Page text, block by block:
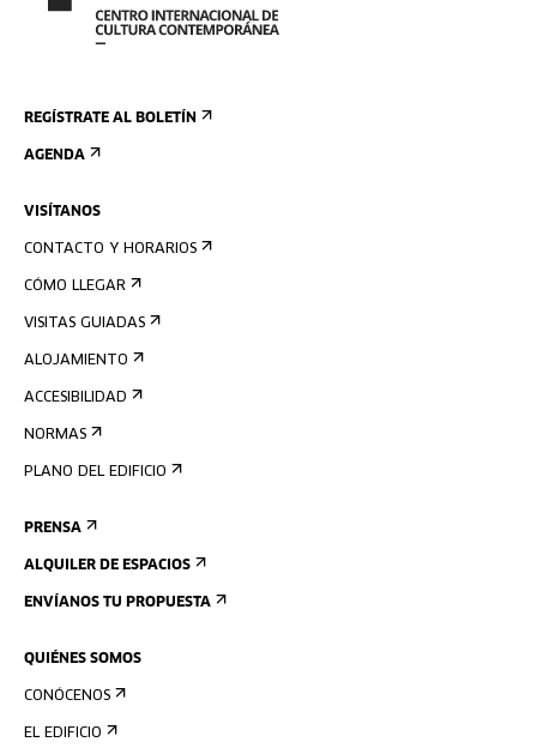
REGÍSTRATE AL BOLETÍN
AGENDA
VISÍTANOS
CONTACTO Y HORARIOS
CÓMO LLEGAR
VISITAS GUIADAS
ALOJAMIENTO
ACCESIBILIDAD
NORMAS
PLANO DEL EDIFICIO
PRENSA
ALQUILER DE ESPACIOS
ENVÍANOS TU PROPUESTA
QUIÉNES SOMOS
CONÓCENOS
EL EDIFICIO